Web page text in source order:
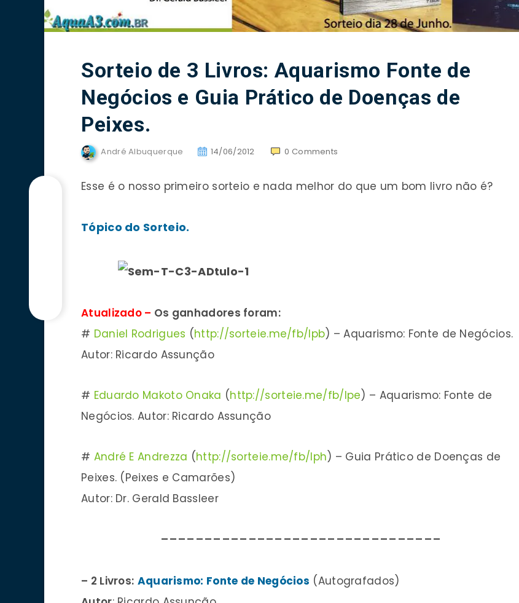
Sorteio de 3 Livros: Aquarismo Fonte de
Negócios e Guia Prático de Doenças de
Peixes.
André Albuquerque 14/06/2012 0 Comments
Esse é o nosso primeiro sorteio e nada melhor do que um bom livro não é?
Tópico do Sorteio.
Atualizado – Os ganhadores foram:
# Daniel Rodrigues (http://sorteie.me/fb/lpb) – Aquarismo: Fonte de Negócios.
Autor: Ricardo Assunção
# Eduardo Makoto Onaka (http://sorteie.me/fb/lpe) – Aquarismo: Fonte de
Negócios. Autor: Ricardo Assunção
# André E Andrezza (http://sorteie.me/fb/lph) – Guia Prático de Doenças de
Peixes. (Peixes e Camarões)
Autor: Dr. Gerald Bassleer
– 2 Livros: Aquarismo: Fonte de Negócios (Autografados)